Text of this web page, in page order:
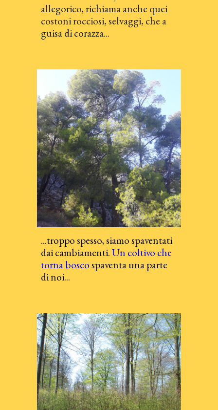
allegorico, richiama anche quei
costoni rocciosi, selvaggi, che a
guisa di corazza...
...troppo spesso, siamo spaventati
dai cambiamenti.Un coltivo che
torna boscospaventa una parte
di noi...